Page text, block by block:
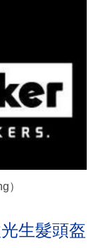
）
生髮頭盔